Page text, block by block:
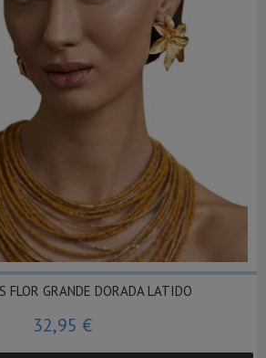
FLOR GRANDE DORADA LATIDO
32,95 €